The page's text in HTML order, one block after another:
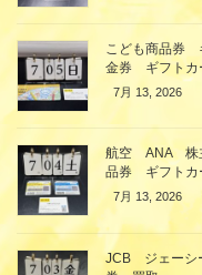
こども商品券
金券 ギフト
7月 13, 2026
航空 ANA 株
品券 ギフト
7月 13, 2026
JCB ジェー